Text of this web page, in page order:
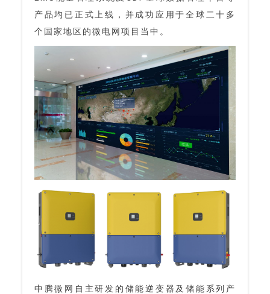
产品均已正式上线，并成功应用于全球二十多
个国家地区的微电网项目当中。
中腾微网自主研发的储能逆变器及储能系列产